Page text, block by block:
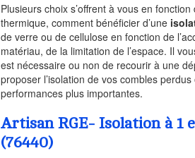
Plusieurs choix s’offrent à vous en
thermique, comment bénéficier d’une
de verre ou de cellulose en fonction de
matériau, de la limitation de l’espace. Il
est nécessaire ou non de recourir à une
proposer l’isolation de vos combles
performances plus importantes.
Artisan RGE- Isolation à 1
(76440)